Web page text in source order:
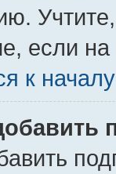
если на
к началу